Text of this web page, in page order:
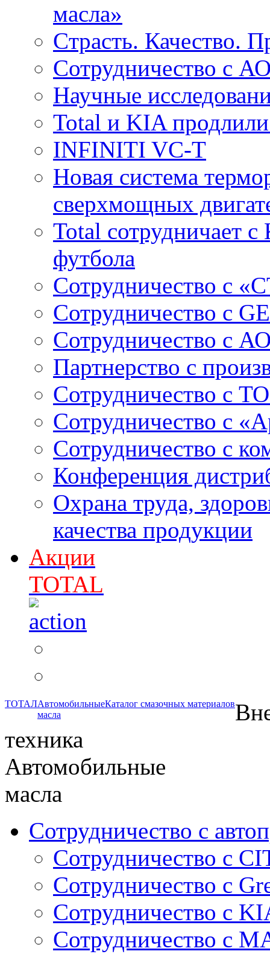
масла»
Cтрасть. Качество.
Сотрудничество с
Научные
Total и KIA продлили
INFINITI VC-T
Новая система
сверхмощных
Total сотрудничает
футбола
Сотрудничество с
Сотрудничество c
Сотрудничество с
Партнерство с
Сотрудничество с
Сотрудничество с
Сотрудничество с
Конференция
Охрана труда,
качества продукции
Акции
TOTAL
ТОТАЛАвтомобильные
масла
Каталог смазочных материалов
техника
Автомобильные
масла
Сотрудничество с
Сотрудничество с
Сотрудничество с
Сотрудничество с
Сотрудничество с